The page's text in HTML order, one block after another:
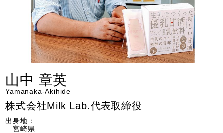
山中 章英
Yamanaka-Akihide
株式会社Milk Lab.代表取締役
出身地：
宮崎県